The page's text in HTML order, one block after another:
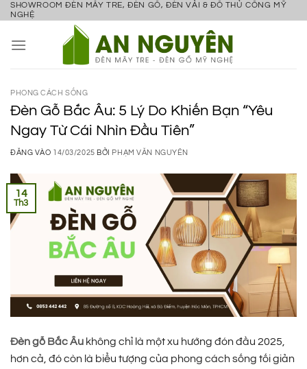
Bỏ
nội
SHOWROOM ĐÈN MÂY TRE, ĐÈN GỖ, ĐÈN VẢI & ĐỒ THỦ CÔNG MỸ
NGHỆ
PHONG CÁCH SỐNG
Đèn Gỗ Bắc Âu: 5 Lý Do Khiến Bạn “Yêu
Ngay Từ Cái Nhìn Đầu Tiên”
ĐĂNG VÀO 14/03/2025 BỞI PHẠM VĂN NGUYÊN
14
Th3
Đèn gỗ Bắc Âu không chỉ là một xu hướng đón đầu 2025,
hơn cả, đó còn là biểu tượng của phong cách sống tối giản